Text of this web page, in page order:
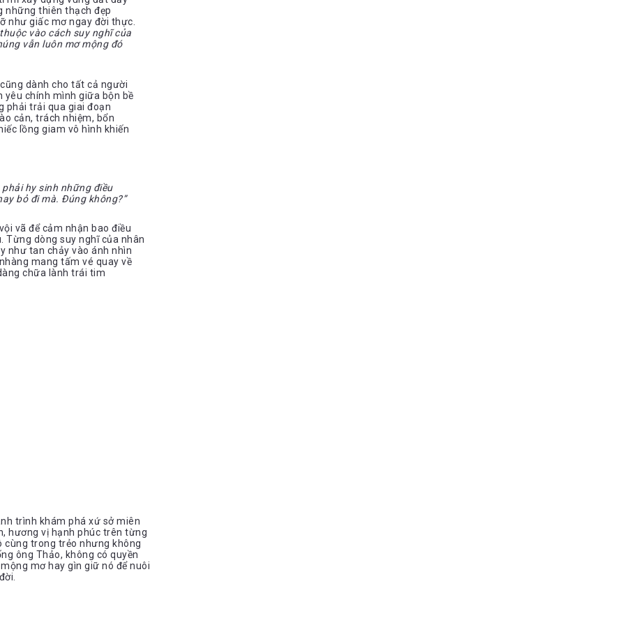
những thiên thạch đẹp
như giấc mơ ngay đời thực.
vào cách suy nghĩ của
vẫn luôn mơ mộng đó
dành cho tất cả người
chính mình giữa bộn bề
phải trải qua giai đoạn
cản, trách nhiệm, bổn
lồng giam vô hình khiến
hy sinh những điều
bỏ đi mà. Đúng không?”
vã để cảm nhận bao điều
Từng dòng suy nghĩ của nhân
như tan chảy vào ánh nhìn
mang tấm vé quay về
chữa lành trái tim
trình khám phá xứ sở miên
hương vị hạnh phúc trên từng
cùng trong trẻo nhưng không
ông Thảo, không có quyền
mơ hay gìn giữ nó để nuôi